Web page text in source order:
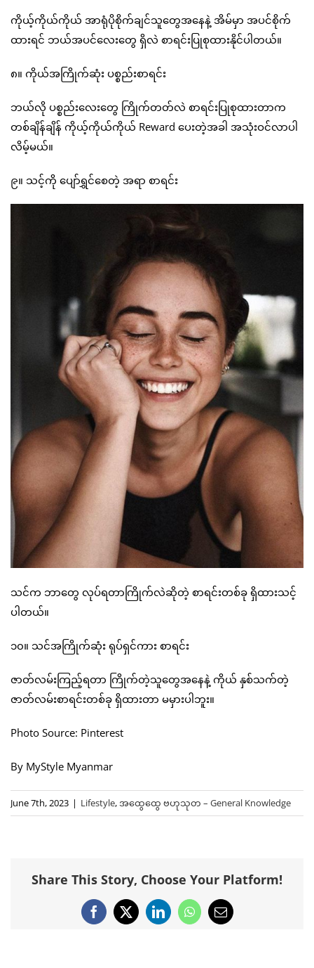
ကိုယ့်ကိုယ်ကိုယ် အာရုံပိုစိုက်ချင်သူတွေအနေနဲ့ အိမ်မှာ အပင်စိုက်
ထားရင် ဘယ်အပင်လေးတွေ ရှိလဲ စာရင်းပြုစုထားနိုင်ပါတယ်။
၈။ ကိုယ်အကြိုက်ဆုံး ပစ္စည်းစာရင်း
ဘယ်လို ပစ္စည်းလေးတွေ ကြိုက်တတ်လဲ စာရင်းပြုစုထားတာက
တစ်ချိန်ချိန် ကိုယ့်ကိုယ်ကိုယ် Reward ပေးတဲ့အခါ အသုံးဝင်လာပါ
လိမ့်မယ်။
၉။ သင့်ကို ပျော်ရွှင်စေတဲ့ အရာ စာရင်း
သင်က ဘာတွေ လုပ်ရတာကြိုက်လဲဆိုတဲ့ စာရင်းတစ်ခု ရှိထားသင့်
ပါတယ်။
၁၀။ သင်အကြိုက်ဆုံး ရုပ်ရှင်ကား စာရင်း
ဇာတ်လမ်းကြည့်ရတာ ကြိုက်တဲ့သူတွေအနေနဲ့ ကိုယ် နှစ်သက်တဲ့
ဇာတ်လမ်းစာရင်းတစ်ခု ရှိထားတာ မမှားပါဘူး။
Photo Source: Pinterest
By MyStyle Myanmar
June 7th, 2023 | Lifestyle,အထွေထွေ ဗဟုသုတ – General Knowledge
Share This Story, Choose Your Platform!
Facebook
X LinkedInWhatsApp
Email